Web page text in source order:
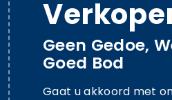
Geen Gedoe,
Goed Bod
Gaat u akkoord met